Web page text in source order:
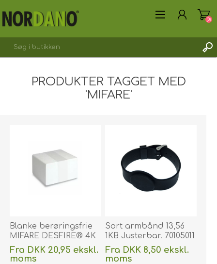
(0)
PRODUKTER TAGGET MED
'MIFARE'
Blanke berøringsfrie
MIFARE DESFIRE® 4K
EV3 hvide plastkort -
CR80 cards - CR80.
Fra DKK 20,95 ekskl.
moms
Sort armbånd 13,56
1KB Justerbar. 70105011
Fra DKK 8,50 ekskl.
moms